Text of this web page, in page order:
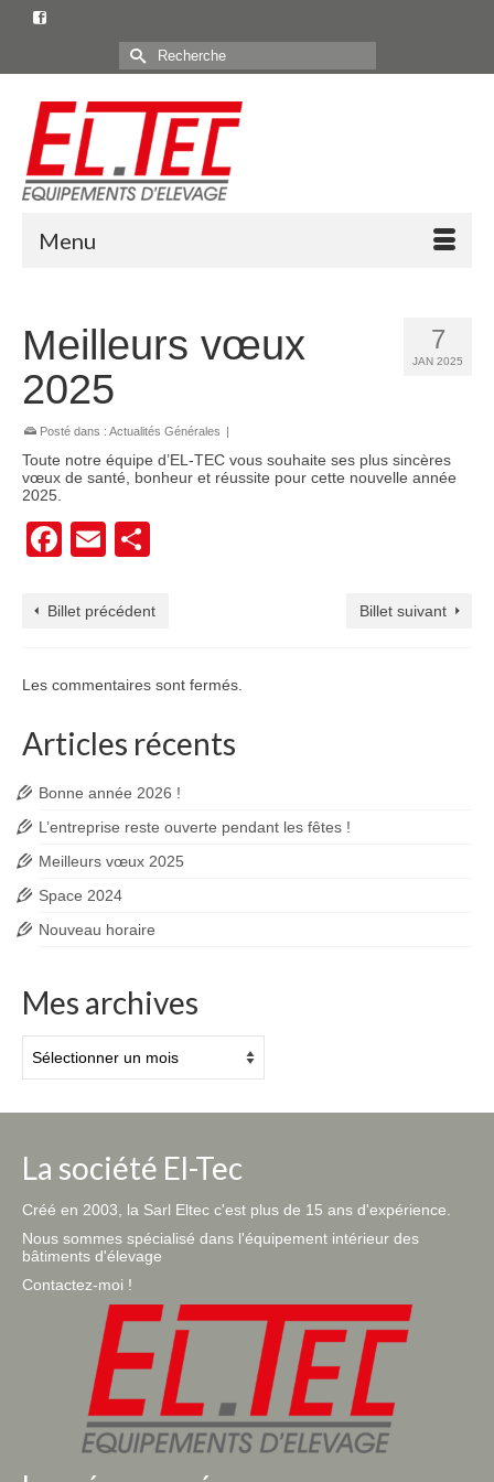
Rechercher :
Menu
7
JAN 2025
Meilleurs vœux
2025
Posté dans : Actualités Générales |
Toute notre équipe d’EL-TEC vous souhaite ses plus sincères
vœux de santé, bonheur et réussite pour cette nouvelle année
2025.
Facebook
Email
Billet précédent Billet suivant
Les commentaires sont fermés.
Articles récents
Bonne année 2026 !
L’entreprise reste ouverte pendant les fêtes !
Meilleurs vœux 2025
Space 2024
Nouveau horaire
Mes archives
archives
La société El-Tec
Créé en 2003, la Sarl Eltec c'est plus de 15 ans d'expérience.
Nous sommes spécialisé dans l'équipement intérieur des
bâtiments d'élevage
Contactez-moi !